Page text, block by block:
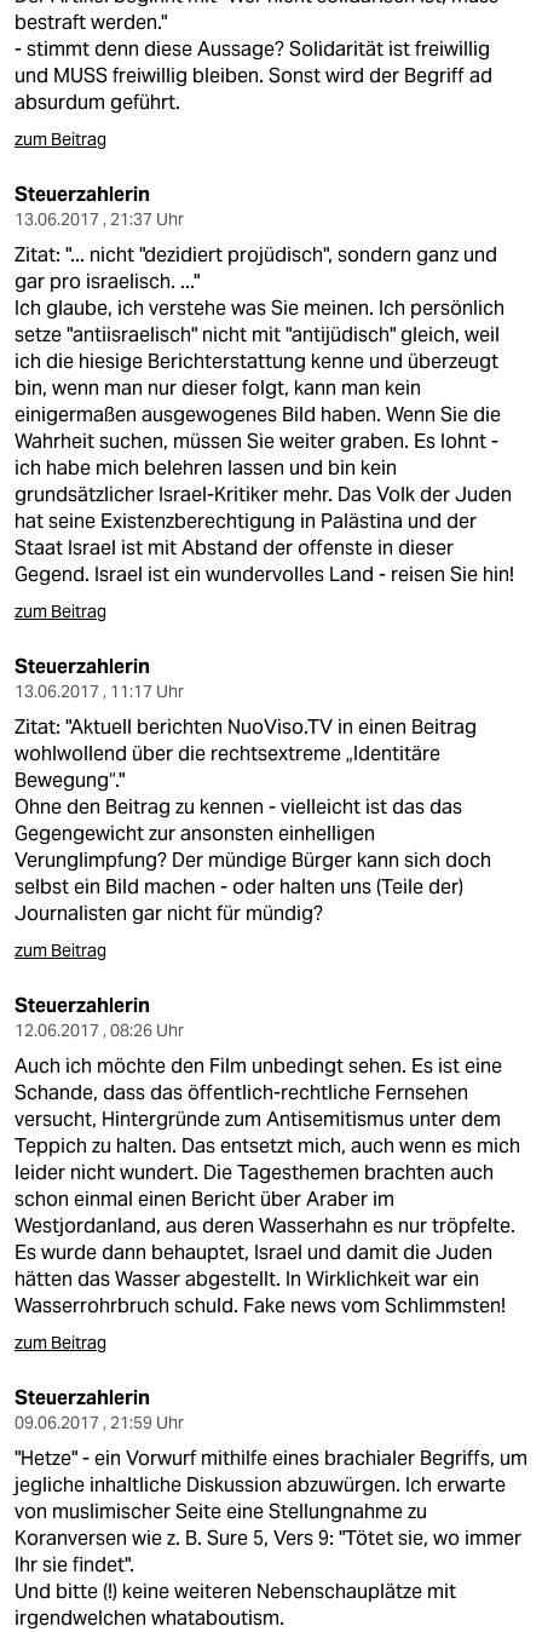
bestraft werden."
- stimmt denn diese Aussage? Solidarität ist freiwillig
und MUSS freiwillig bleiben. Sonst wird der Begriff ad
absurdum geführt.
zum Beitrag
Steuerzahlerin
13.06.2017 , 21:37 Uhr
Zitat: "... nicht "dezidiert projüdisch", sondern ganz und
gar pro israelisch. ..."
Ich glaube, ich verstehe was Sie meinen. Ich persönlich
setze "antiisraelisch" nicht mit "antijüdisch" gleich, weil
ich die hiesige Berichterstattung kenne und überzeugt
bin, wenn man nur dieser folgt, kann man kein
einigermaßen ausgewogenes Bild haben. Wenn Sie die
Wahrheit suchen, müssen Sie weiter graben. Es lohnt -
ich habe mich belehren lassen und bin kein
grundsätzlicher Israel-Kritiker mehr. Das Volk der Juden
hat seine Existenzberechtigung in Palästina und der
Staat Israel ist mit Abstand der offenste in dieser
Gegend. Israel ist ein wundervolles Land - reisen Sie hin!
zum Beitrag
Steuerzahlerin
13.06.2017 , 11:17 Uhr
Zitat: "Aktuell berichten NuoViso.TV in einen Beitrag
wohlwollend über die rechtsextreme „Identitäre
Bewegung“."
Ohne den Beitrag zu kennen - vielleicht ist das das
Gegengewicht zur ansonsten einhelligen
Verunglimpfung? Der mündige Bürger kann sich doch
selbst ein Bild machen - oder halten uns (Teile der)
Journalisten gar nicht für mündig?
zum Beitrag
Steuerzahlerin
12.06.2017 , 08:26 Uhr
Auch ich möchte den Film unbedingt sehen. Es ist eine
Schande, dass das öffentlich-rechtliche Fernsehen
versucht, Hintergründe zum Antisemitismus unter dem
Teppich zu halten. Das entsetzt mich, auch wenn es mich
leider nicht wundert. Die Tagesthemen brachten auch
schon einmal einen Bericht über Araber im
Westjordanland, aus deren Wasserhahn es nur tröpfelte.
Es wurde dann behauptet, Israel und damit die Juden
hätten das Wasser abgestellt. In Wirklichkeit war ein
Wasserrohrbruch schuld. Fake news vom Schlimmsten!
zum Beitrag
Steuerzahlerin
09.06.2017 , 21:59 Uhr
"Hetze" - ein Vorwurf mithilfe eines brachialer Begriffs, um
jegliche inhaltliche Diskussion abzuwürgen. Ich erwarte
von muslimischer Seite eine Stellungnahme zu
Koranversen wie z. B. Sure 5, Vers 9: "Tötet sie, wo immer
Ihr sie findet".
Und bitte (!) keine weiteren Nebenschauplätze mit
irgendwelchen whataboutism.